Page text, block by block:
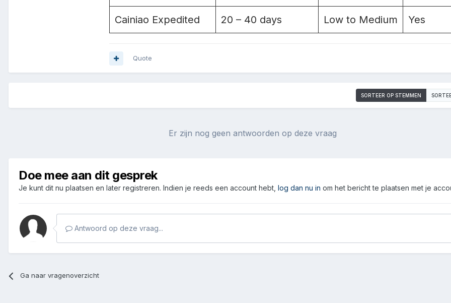
Cainiao Expedited 20 – 40 days Low to Medium Yes
Quote
SORTEER OP STEMMEN
Er zijn nog geen antwoorden op deze vraag
Doe mee aan dit gesprek
Je kunt dit nu plaatsen en later registreren. Indien je reeds een account hebt, log dan nu in om het bericht te plaatsen met je
Antwoord op deze vraag...
Ga naar vragenoverzicht